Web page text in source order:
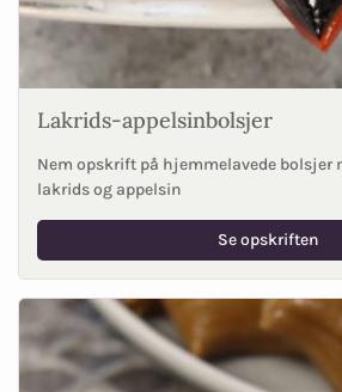
Lakrids-appelsinbolsjer
Nem opskrift på hjemmelavede bolsjer
lakrids og appelsin
Se opskriften